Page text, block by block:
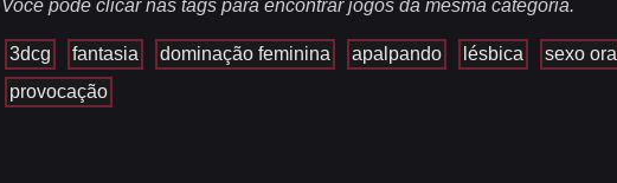
Você pode clicar nas tags para encontrar jogos da mesma categoria.
3dcg fantasia dominação feminina apalpando lésbica sexo oral
provocação